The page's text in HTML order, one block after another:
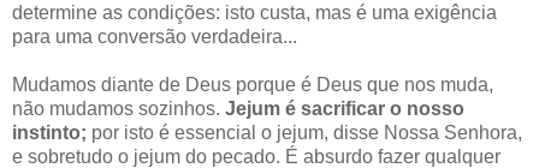
determine as condições: isto custa, mas é uma exigência
para uma conversão verdadeira...
Mudamos diante de Deus porque é Deus que nos muda,
não mudamos sozinhos. Jejum é sacrificar o nosso
instinto; por isto é essencial o jejum, disse Nossa Senhora,
e sobretudo o jejum do pecado. É absurdo fazer qualquer